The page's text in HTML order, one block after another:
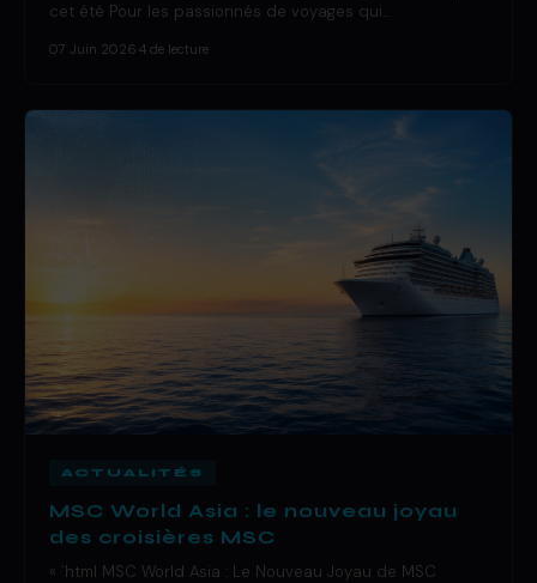
cet été Pour les passionnés de voyages qui…
07 Juin 2026 4 de lecture
ACTUALITÉS
MSC World Asia : le nouveau joyau
des croisières MSC
« `html MSC World Asia : Le Nouveau Joyau de MSC